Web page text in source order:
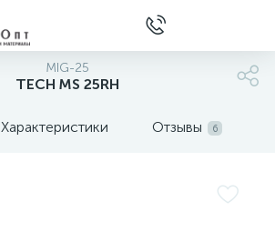
MIG-25
TECH MS 25RH
Характеристики Отзывы 6